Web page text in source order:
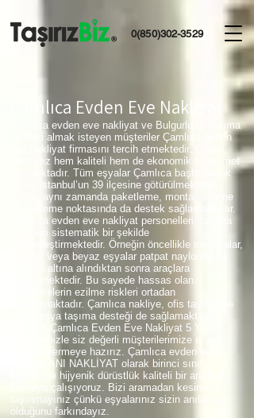
0(850)302-3529
Çamlıca Evden Eve Nakliyat
Çamlıca evden eve nakliyat ve Bulgurlu depolama
hizmeti almak isteyen müşteriler Çamlıca evden
eve nakliyat firmasını tercih etmektedir. Çünkü
firmamız hem kaliteli hem de ekonomik bir hizmet
sunmaktadır. Tüm eşyalar Çamlıca başta olmak
üzere İstanbul’un 39 ilçesine götürülmektedir.
Firma, aynı zamanda paketleme, montaj, sökme
ve kolileme noktasında da destek sağlamaktadır.
Çamlıca evden eve nakliyat personelleri, taşıma
işlemleri sistematik bir şekilde
gerçekleştirmektedir. Örneğin öncellikle mobilyalar,
bazalar veya beyaz eşyalar patpat naylonlar ile
koruma altına alındıktan sonra araçlara
yüklenmektedir. Bu sayede hassas olan
malzemelerin ezilme riskleri ortadan
kaldırılmaktadır. Çamlıca nakliye, ofis taşıma ve
parça eşya taşıma desteği de sağlamaktadır.
İstanbul Çamlıca Evden Eve Nakliyat 5 Yıllık
tecrübemizle siz değerli müşterilerimize en iyi
hizmeti vermeye hazırız. Çamlıca evden eve
nakliyat ANI NAKLİYAT olarak birinci sınıf
kalitesiyle hijyenik dürüstlük kaliteli bir arada da
tutmaya çalışıyoruz. Bizi aramadan kesinlikle
taşınmayınız çünkü eşyalarınız sizin anılarınız
olduğunu farkındayız.